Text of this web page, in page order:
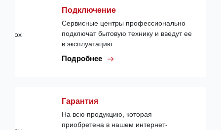
Подключение
Сервисные центры профессионально
подключат бытовую технику и введут ее
в эксплуатацию.
Подробнее
Гарантия
На всю продукцию, которая
приобретена в нашем интернет-